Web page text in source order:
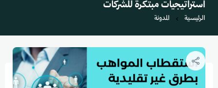
استراتيجيات مبتكرة للشركات
الرئيسية المدونة